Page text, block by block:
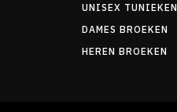
UNISEX TUNIEKEN
DAMES BROEKEN
HEREN BROEKEN